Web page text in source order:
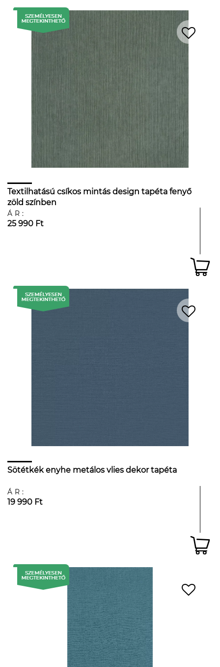
Textilhatású csíkos mintás design tapéta fenyő
zöld színben
ÁR:
25 990 Ft
Sötétkék enyhe metálos vlies dekor tapéta
ÁR:
19 990 Ft